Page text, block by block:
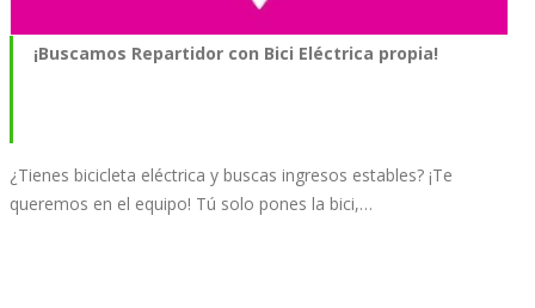
¡Buscamos Repartidor con Bici Eléctrica propia!
¿Tienes bicicleta eléctrica y buscas ingresos estables? ¡Te
queremos en el equipo! Tú solo pones la bici,…